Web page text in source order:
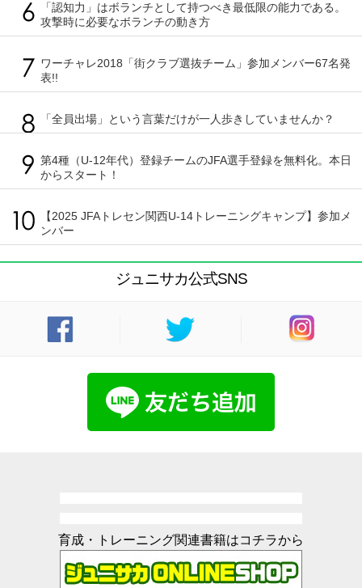
「認知力」はボランチとして持つべき最低限の能力である。
攻撃時に必要なボランチの動き方
ワーチャレ2018「街クラブ選抜チーム」参加メンバー67名発
表!!
「全員出場」という言葉だけが一人歩きしていませんか？
第4種（U-12年代）登録チームのJFA選手登録を無料化。本日
からスタート！
【2025 JFAトレセン関西U-14トレーニングキャンプ】参加メ
ンバー
ジュニサカ公式SNS
育成・トレーニング関連書籍はコチラから